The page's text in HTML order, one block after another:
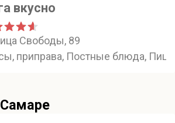
вкусно
Свободы, 89
приправа, Постные блюда,